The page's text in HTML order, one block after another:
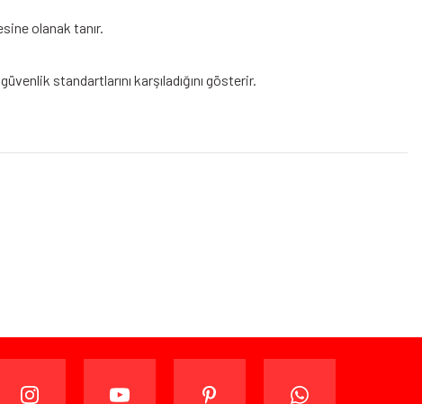
olanak tanır.
standartlarını karşıladığını gösterir.
iade edebilir veya değiştirebilirsiniz.